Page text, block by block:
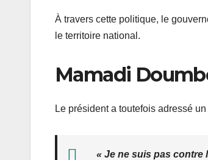
À travers cette politique, le
le territoire national.
Mamadi
Le président a toutefois adressé
« Je ne suis pas contre